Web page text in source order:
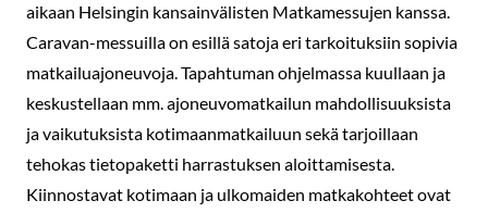
aikaan Helsingin kansainvälisten Matkamessujen kanssa.
Caravan-messuilla on esillä satoja eri tarkoituksiin sopivia
matkailuajoneuvoja. Tapahtuman ohjelmassa kuullaan ja
keskustellaan mm. ajoneuvomatkailun mahdollisuuksista
ja vaikutuksista kotimaanmatkailuun sekä tarjoillaan
tehokas tietopaketti harrastuksen aloittamisesta.
Kiinnostavat kotimaan ja ulkomaiden matkakohteet ovat